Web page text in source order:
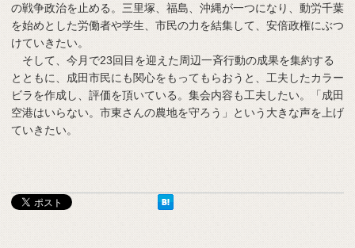
の戦争政治を止める。三里塚、福島、沖縄が一つになり、動労千葉
を始めとした労働者や学生、市民の力を結集して、安倍政権にぶつ
けていきたい。
そして、今月で23回目を迎えた周辺一斉行動の成果を集約する
とともに、成田市民にも関心をもってもらおうと、工夫したカラー
ビラを作成し、評価を頂いている。集会内容も工夫したい。「成田
空港はいらない。市東さんの農地を守ろう」という大きな声を上げ
ていきたい。